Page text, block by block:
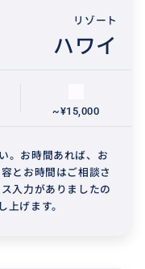
リゾート
ハワイ
~¥15,000
。お時間あれば、お
とお時間はご相談さ
入力がありましたの
上げます。